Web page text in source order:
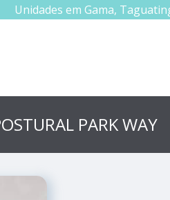
Unidades em Gama,
PARK WAY